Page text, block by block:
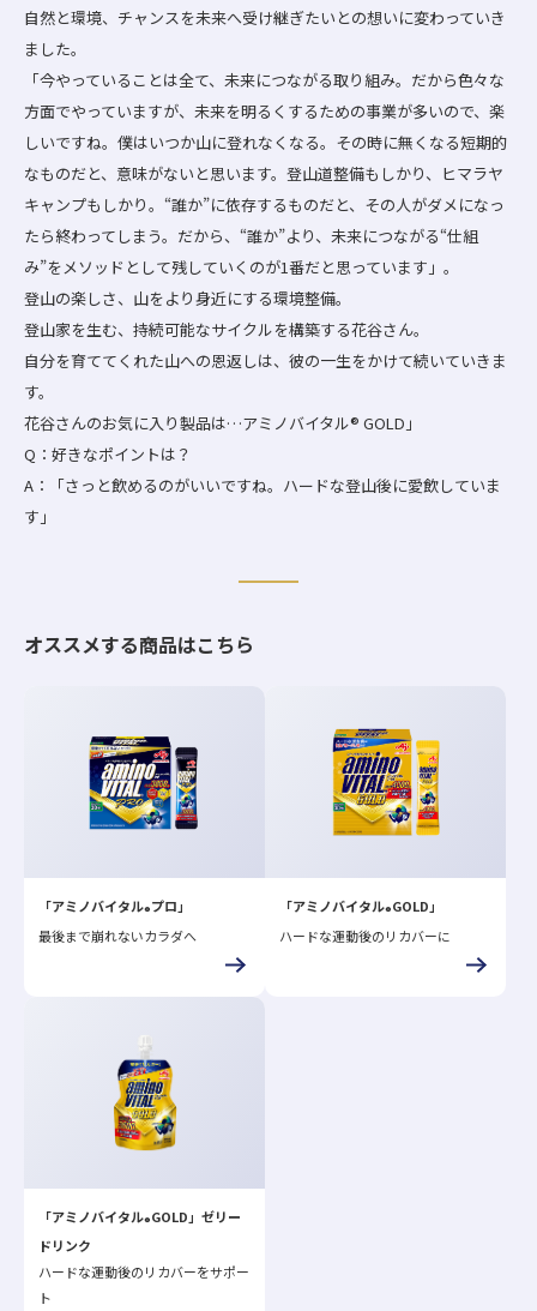
自然と環境、チャンスを未来へ受け継ぎたいとの想いに変わっていき
ました。
「今やっていることは全て、未来につながる取り組み。だから色々な
方面でやっていますが、未来を明るくするための事業が多いので、楽
しいですね。僕はいつか山に登れなくなる。その時に無くなる短期的
なものだと、意味がないと思います。登山道整備もしかり、ヒマラヤ
キャンプもしかり。“誰か”に依存するものだと、その人がダメになっ
たら終わってしまう。だから、“誰か”より、未来につながる“仕組
み”をメソッドとして残していくのが1番だと思っています」。
登山の楽しさ、山をより身近にする環境整備。
登山家を生む、持続可能なサイクルを構築する花谷さん。
自分を育ててくれた山への恩返しは、彼の一生をかけて続いていきま
す。
花谷さんのお気に入り製品は…アミノバイタル® GOLD」
Q：好きなポイントは？
A：「さっと飲めるのがいいですね。ハードな登山後に愛飲していま
す」
オススメする商品はこちら
「アミノバイタル®プロ」
最後まで崩れないカラダへ
「アミノバイタル®GOLD」
ハードな運動後のリカバーに
「アミノバイタル®GOLD」ゼリー
ドリンク
ハードな運動後のリカバーをサポー
ト